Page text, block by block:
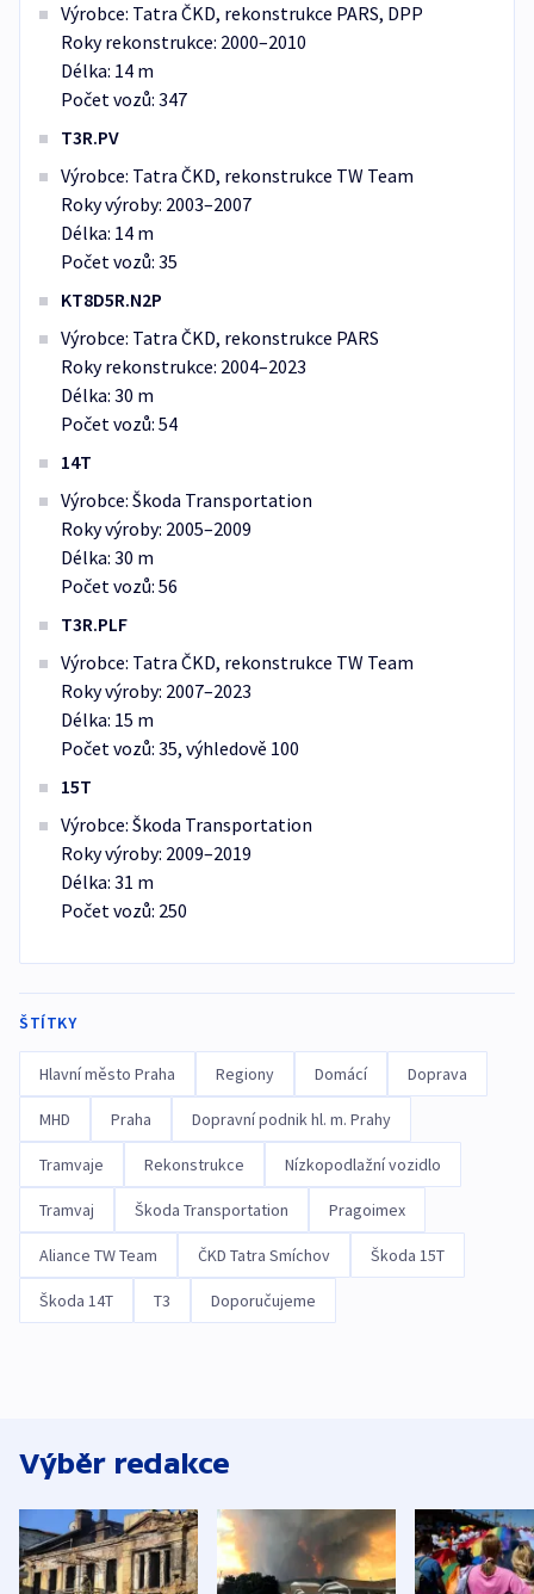
Výrobce: Tatra ČKD, rekonstrukce PARS, DPP
Roky rekonstrukce: 2000–2010
Délka: 14 m
Počet vozů: 347
T3R.PV
Výrobce: Tatra ČKD, rekonstrukce TW Team
Roky výroby: 2003–2007
Délka: 14 m
Počet vozů: 35
KT8D5R.N2P
Výrobce: Tatra ČKD, rekonstrukce PARS
Roky rekonstrukce: 2004–2023
Délka: 30 m
Počet vozů: 54
14T
Výrobce: Škoda Transportation
Roky výroby: 2005–2009
Délka: 30 m
Počet vozů: 56
T3R.PLF
Výrobce: Tatra ČKD, rekonstrukce TW Team
Roky výroby: 2007–2023
Délka: 15 m
Počet vozů: 35, výhledově 100
15T
Výrobce: Škoda Transportation
Roky výroby: 2009–2019
Délka: 31 m
Počet vozů: 250
ŠTÍTKY
Hlavní město Praha Regiony Domácí Doprava
MHD Praha Dopravní podnik hl. m. Prahy
Tramvaje Rekonstrukce Nízkopodlažní vozidlo
Tramvaj Škoda Transportation Pragoimex
Aliance TW Team ČKD Tatra Smíchov Škoda 15T
Škoda 14T T3 Doporučujeme
Výběr redakce